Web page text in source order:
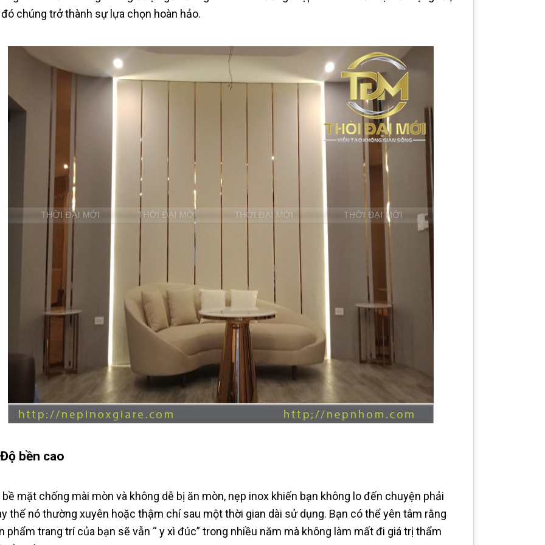
chúng trở thành sự lựa chọn hoàn hảo.
bền cao
bề mặt chống mài mòn và không dễ bị ăn mòn, nẹp inox khiến bạn không lo đến chuyện phải
thế nó thường xuyên hoặc thậm chí sau một thời gian dài sử dụng. Bạn có thể yên tâm rằng
phẩm trang trí của bạn sẽ vẫn “ y xì đúc” trong nhiều năm mà không làm mất đi giá trị thẩm